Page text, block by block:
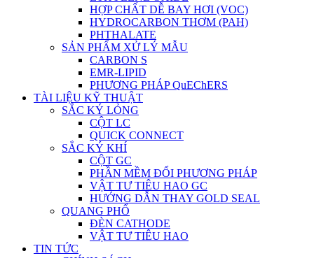
HỢP CHẤT DỄ BAY HƠI (VOC)
HYDROCARBON THƠM (PAH)
PHTHALATE
SẢN PHẨM XỬ LÝ MẪU
CARBON S
EMR-LIPID
PHƯƠNG PHÁP QuEChERS
TÀI LIỆU KỸ THUẬT
SẮC KÝ LỎNG
CỘT LC
QUICK CONNECT
SẮC KÝ KHÍ
CỘT GC
PHẦN MỀM ĐỔI PHƯƠNG PHÁP
VẬT TƯ TIÊU HAO GC
HƯỚNG DẪN THAY GOLD SEAL
QUANG PHỔ
ĐÈN CATHODE
VẬT TƯ TIÊU HAO
TIN TỨC